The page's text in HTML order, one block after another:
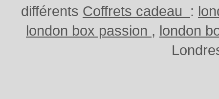
différents Coffrets cadeau :
london box passion , london